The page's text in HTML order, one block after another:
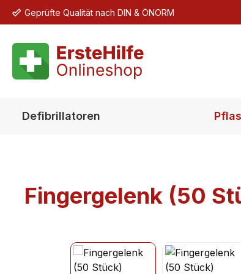
Hauptinhalt springen
Zur Suche springen
Zur Hauptnavigation springen
Geprüfte Qualität nach DIN & ÖNORM
Defibrillatoren
Fingergelenk (50
Bildergalerie überspringen